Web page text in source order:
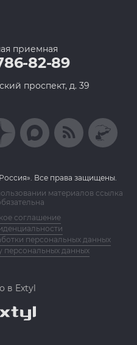
приемная
82-89
проспект, д. 39
Все права защищены.
материалов ссылка
соглашение
персональных данных
персональных данных
в Extyl